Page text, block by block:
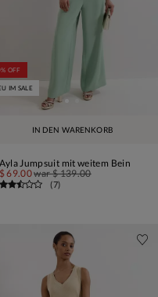
IN DEN WARENKORB
OFF
IM SALE
Ayla Jumpsuit mit weitem Bein
$ 69.00war$ 139.00
(7)